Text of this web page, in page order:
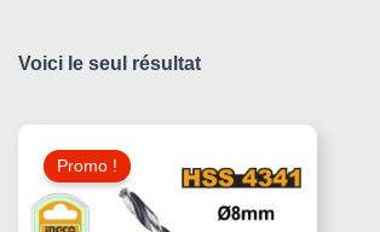
Voici le seul résultat
Promo !
Initial
6,000 د.ت.
Actuel